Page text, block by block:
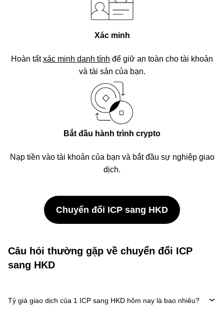
Xác minh
Hoàn tấtxác minh danh tính để giữ an toàn cho tài khoản
và tài sản của bạn.
Bắt đầu hành trình crypto
Nạp tiền vào tài khoản của bạn và bắt đầu sự nghiệp giao
dịch.
Chuyển đổi ICP sang HKD
Câu hỏi thường gặp về chuyển đổi ICP
sang HKD
Tỷ giá giao dịch của 1 ICP sang HKD hôm nay là bao nhiêu?